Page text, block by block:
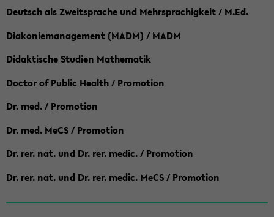
Deutsch als Zweitsprache und Mehrsprachigkeit / M.Ed.
Diakoniemanagement (MADM) / MADM
Didaktische Studien Mathematik
Doctor of Public Health / Promotion
Dr. med. / Promotion
Dr. med. MeCS / Promotion
Dr. rer. nat. und Dr. rer. medic. / Promotion
Dr. rer. nat. und Dr. rer. medic. MeCS / Promotion